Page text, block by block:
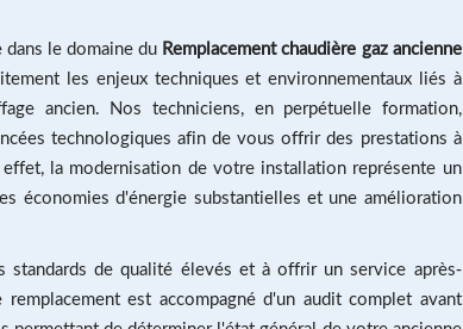
dans le domaine du Remplacement chaudière gaz ancienne
les enjeux techniques et environnementaux liés à
ancien. Nos techniciens, en perpétuelle formation,
technologiques afin de vous offrir des prestations à
la modernisation de votre installation représente un
économies d'énergie substantielles et une amélioration
standards de qualité élevés et à offrir un service après-
est accompagné d'un audit complet avant